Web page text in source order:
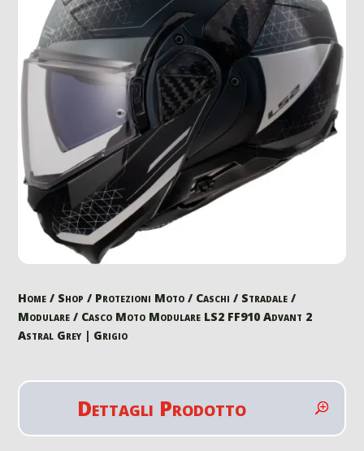
Home / Shop / Protezioni Moto / Caschi / Stradale /
Modulare / Casco Moto Modulare LS2 FF910 Advant 2
Astral Grey | Grigio
Dettagli Prodotto